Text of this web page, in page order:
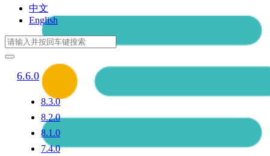
中文
English
6.6.0
8.3.0
8.2.0
8.1.0
7.4.0